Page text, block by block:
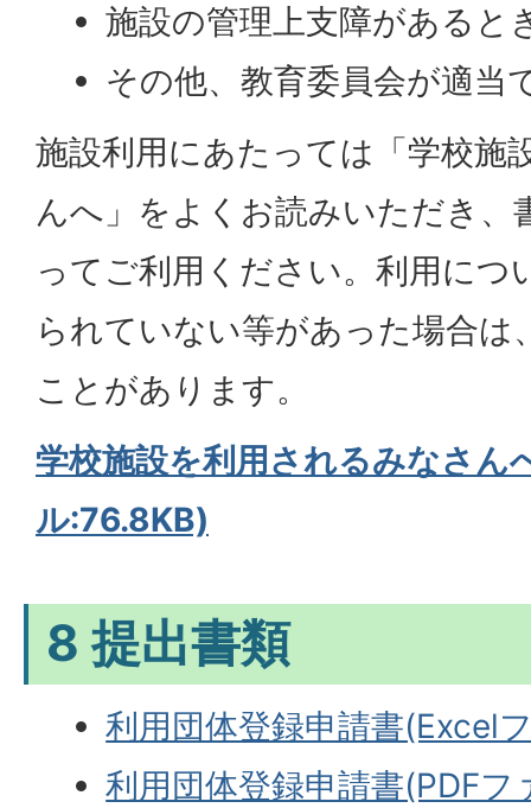
施設の管理上支障があると
その他、教育委員会が適当
施設利用にあたっては「学校施
んへ」をよくお読みいただき、
ってご利用ください。利用につ
られていない等があった場合は
ことがあります。
学校施設を利用されるみなさん
ル:76.8KB)
8 提出書類
利用団体登録申請書(Excel
利用団体登録申請書(PDF